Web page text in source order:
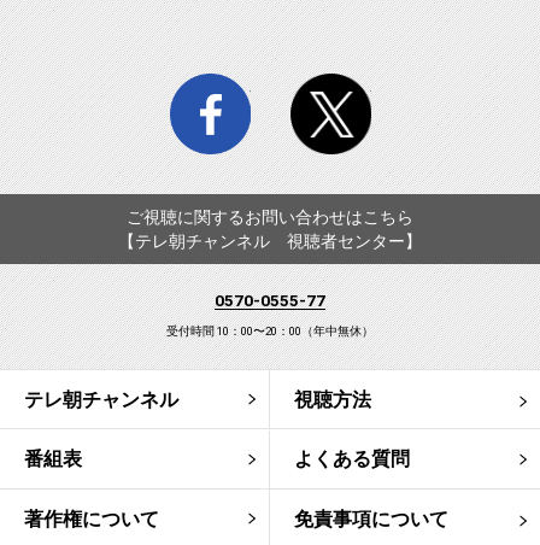
facebook twitter
ご視聴に関するお問い合わせはこちら
【テレ朝チャンネル 視聴者センター】
0570-0555-77
受付時間 10：00〜20：00（年中無休）
テレ朝チャンネル 視聴方法
番組表 よくある質問
著作権について 免責事項について